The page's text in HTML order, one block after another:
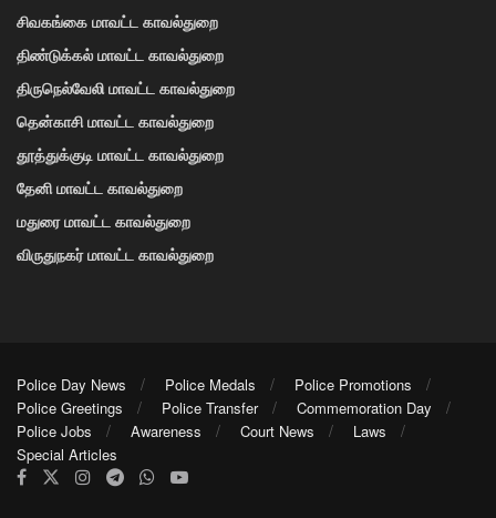
சிவகங்கை மாவட்ட காவல்துறை
திண்டுக்கல் மாவட்ட காவல்துறை
திருநெல்வேலி மாவட்ட காவல்துறை
தென்காசி மாவட்ட காவல்துறை
தூத்துக்குடி மாவட்ட காவல்துறை
தேனி மாவட்ட காவல்துறை
மதுரை மாவட்ட காவல்துறை
விருதுநகர் மாவட்ட காவல்துறை
Police Day News Police Medals
Police Promotions
Police Greetings
Police Transfer
Commemoration Day
Police Jobs
Awareness Court News
Laws
Special Articles